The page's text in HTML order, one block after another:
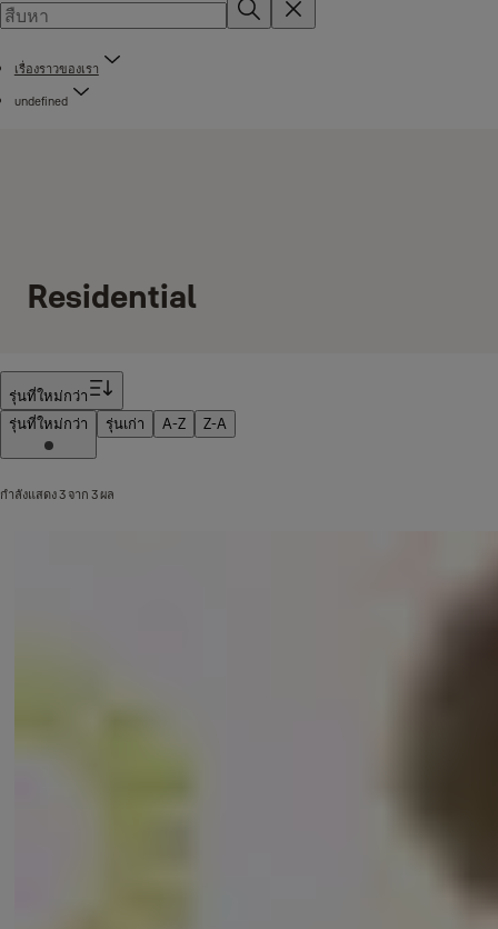
เรื่องราวของเรา
undefined
Residential
วกรอง
รุ่นที่ใหม่กว่า
รุ่นที่ใหม่กว่า
รุ่นเก่า A-Z Z-A
กำลังแสดง 3 จาก 3 ผล